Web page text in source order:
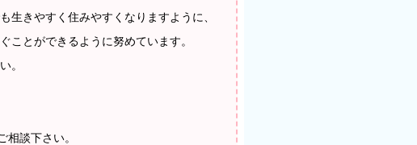
生きやすく住みやすくなりますように、
ことができるように努めています。
。
談下さい。